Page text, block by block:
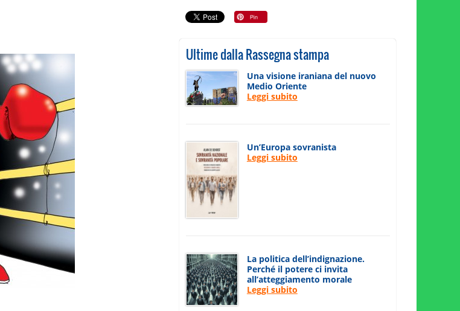
Ultime dalla Rassegna stampa
Una visione iraniana del nuovo
Medio Oriente
Leggi subito
Un’Europa sovranista
Leggi subito
La politica dell’indignazione.
Perché il potere ci invita
all’atteggiamento morale
Leggi subito